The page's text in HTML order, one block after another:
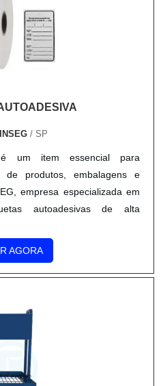
/ SP
um item essencial para
de produtos, embalagens e
empresa especializada em
autoadesivas de alta
AGORA